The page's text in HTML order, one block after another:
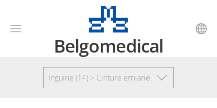
Belgomedical
Inguine (14) > Cinture erniarie